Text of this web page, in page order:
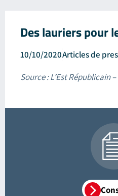
Des lauriers pour
10/10/2020Articles de
Source : L’Est Républicain